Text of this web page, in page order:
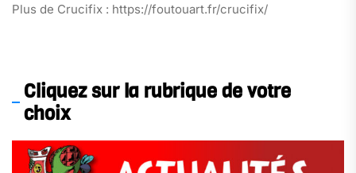
Plus de Crucifix : https://foutouart.fr/crucifix/
Cliquez sur la rubrique de votre
choix